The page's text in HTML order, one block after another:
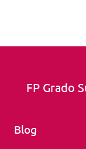
FP Grado
Blog